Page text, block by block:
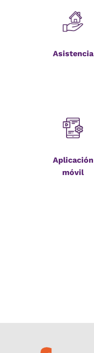
Asistencia
Aplicación
móvil